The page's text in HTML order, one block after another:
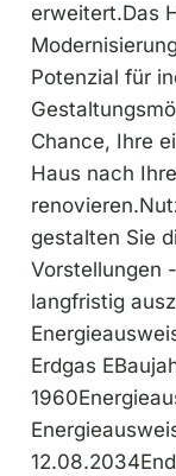
erweitert.Das
Potenzial für
Chance, Ihre
Haus nach
gestalten Sie
Vorstellungen
langfristig
Erdgas